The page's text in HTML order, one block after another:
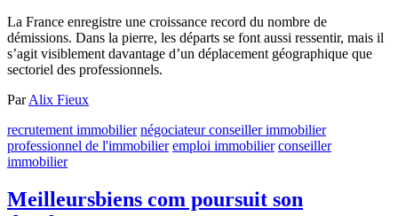
La France enregistre une croissance record du nombre de
démissions. Dans la pierre, les départs se font aussi ressentir, mais il
s’agit visiblement davantage d’un déplacement géographique que
sectoriel des professionnels.
ParAlix Fieux
recrutement immobilier négociateur conseiller immobilier
professionnel de l'immobilier emploi immobilier conseiller
immobilier
Meilleursbiens com poursuit son